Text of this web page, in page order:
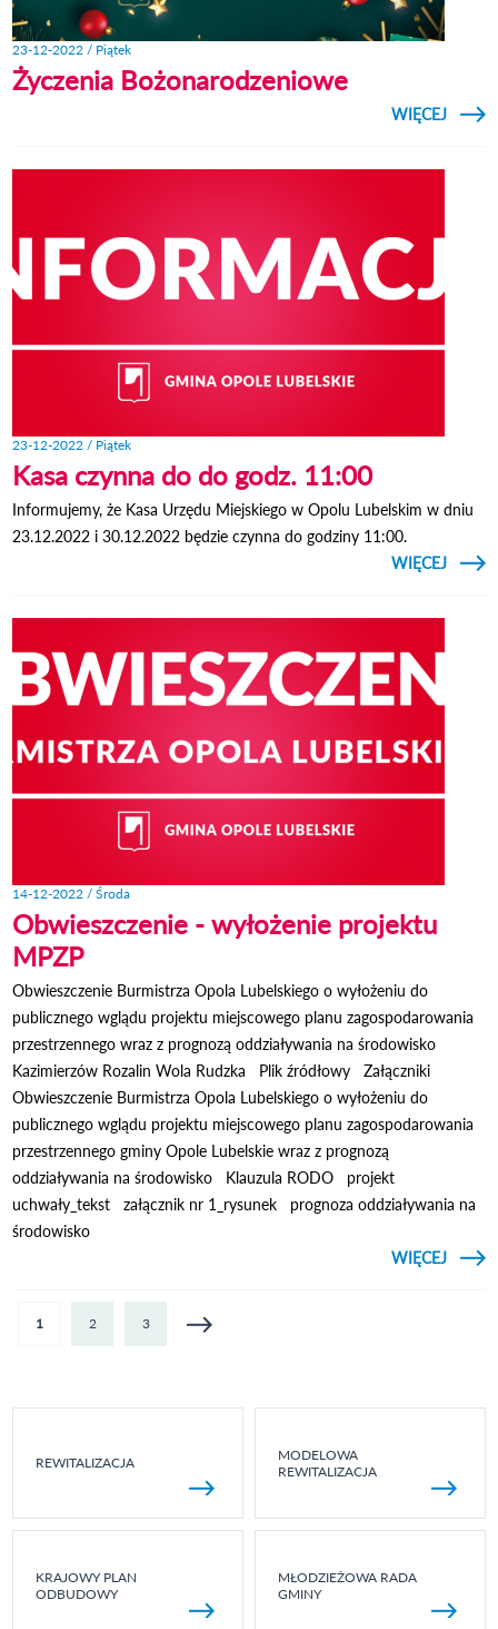
23-12-2022 / Piątek
Życzenia Bożonarodzeniowe
CZYTAJ
WIĘCEJ
23-12-2022 / Piątek
Kasa czynna do do godz. 11:00
Informujemy, że Kasa Urzędu Miejskiego w Opolu Lubelskim w dniu
23.12.2022 i 30.12.2022 będzie czynna do godziny 11:00.
CZYTAJ
WIĘCEJ
O
14-12-2022 / Środa
Obwieszczenie - wyłożenie projektu
MPZP
Obwieszczenie Burmistrza Opola Lubelskiego o wyłożeniu do
publicznego wglądu projektu miejscowego planu zagospodarowania
przestrzennego wraz z prognozą oddziaływania na środowisko
Kazimierzów Rozalin Wola Rudzka Plik źródłowy Załączniki
Obwieszczenie Burmistrza Opola Lubelskiego o wyłożeniu do
publicznego wglądu projektu miejscowego planu zagospodarowania
przestrzennego gminy Opole Lubelskie wraz z prognozą
oddziaływania na środowisko Klauzula RODO projekt
uchwały_tekst załącznik nr 1_rysunek prognoza oddziaływania na
środowisko
CZYTAJ
WIĘCEJ
Strony
1 2 3
REWITALIZACJA
MODELOWA
REWITALIZACJA
KRAJOWY PLAN
ODBUDOWY
MŁODZIEŻOWA RADA
GMINY